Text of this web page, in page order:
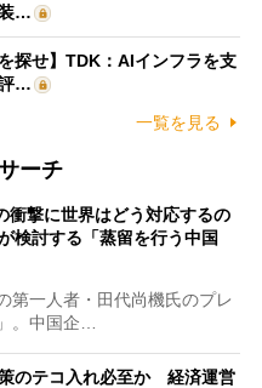
…
探せ】TDK：AIインフラを支
…
一覧を見る
ーチ
衝撃に世界はどう対応するの
検討する「蒸留を行う中国
一人者・田代尚機氏のプレ
。中国企…
のテコ入れ必至か 経済運営